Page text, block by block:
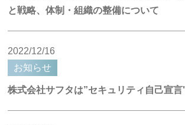
と戦略、体制・組織の整備について
2022/12/16
お知らせ
株式会社サフタは”セキュリティ自己宣言